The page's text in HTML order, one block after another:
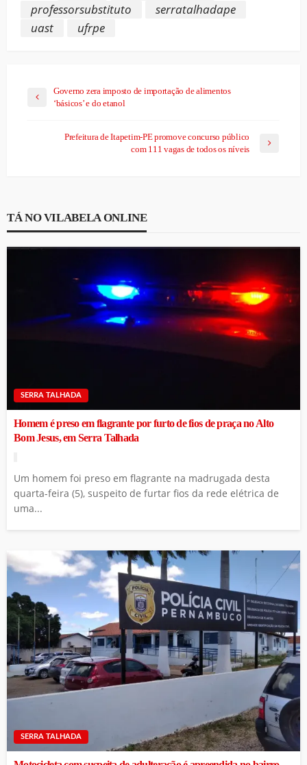
professorsubstituto
serratalhadape
uast
ufrpe
Governo zera imposto de importação de alimentos
‘básicos’ e do etanol
Prefeitura de Itapetim-PE promove concurso público
com 111 vagas de todos os níveis
TÁ NO VILABELA ONLINE
SERRA TALHADA
Homem é preso em flagrante por furto de fios de praça no Alto
Bom Jesus, em Serra Talhada
Um homem foi preso em flagrante na madrugada desta
quarta-feira (5), suspeito de furtar fios da rede elétrica de
uma...
SERRA TALHADA